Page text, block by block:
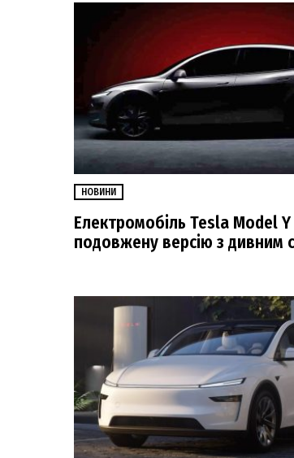
НОВИНИ
Електромобіль Tesla Model
подовжену версію з дивним